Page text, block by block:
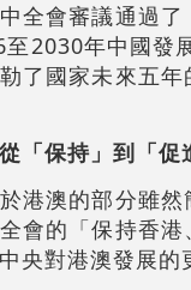
全會審議通過
2030年中國發
了國家未來五
「保持」到「促
港澳的部分雖
會的「保持香
央對港澳發展的